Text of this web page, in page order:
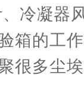
凝器风
箱的工
很多尘